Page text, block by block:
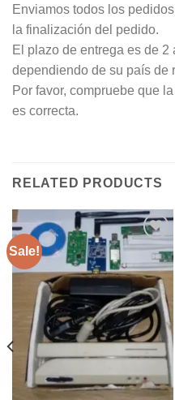
Enviamos todos los
la finalización del pedido.
El plazo de entrega es de 2
dependiendo de su país de
Por favor, compruebe que
es correcta.
RELATED PRODUCTS
Sale!